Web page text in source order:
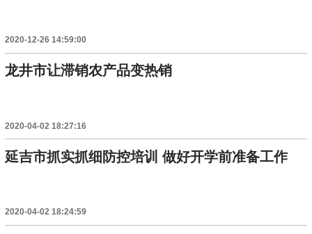
2020-12-26 14:59:00
龙井市让滞销农产品变热销
2020-04-02 18:27:16
延吉市抓实抓细防控培训 做好开学前准备工作
2020-04-02 18:24:59